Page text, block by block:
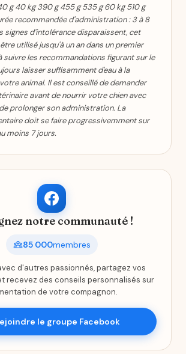
g 40 kg 390 g 455 g 535 g 60 kg 510 g
recommandée d'administration : 3 à 8
signes d'intolérance disparaissent, cet
utilisé jusqu'à un an dans un premier
suivre les recommandations figurant sur le
laisser suffisamment d'eau à la
animal. Il est conseillé de demander
avant de nourrir votre chien avec
prolonger son administration. La
doit se faire progressivemment sur
moins 7 jours.
notre communauté !
85 000membres
d'autres passionnés, partagez vos
recevez des conseils personnalisés sur
de votre compagnon.
le groupe Facebook